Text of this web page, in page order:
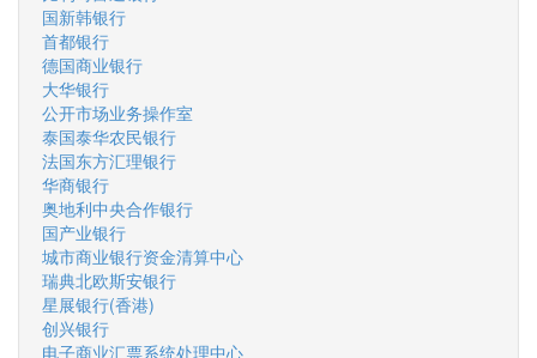
国新韩银行
首都银行
德国商业银行
大华银行
公开市场业务操作室
泰国泰华农民银行
法国东方汇理银行
华商银行
奥地利中央合作银行
国产业银行
城市商业银行资金清算中心
瑞典北欧斯安银行
星展银行(香港)
创兴银行
电子商业汇票系统处理中心